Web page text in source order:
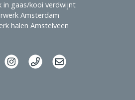
in gaas/kooi verdwijnt
Amsterdam
halen Amstelveen